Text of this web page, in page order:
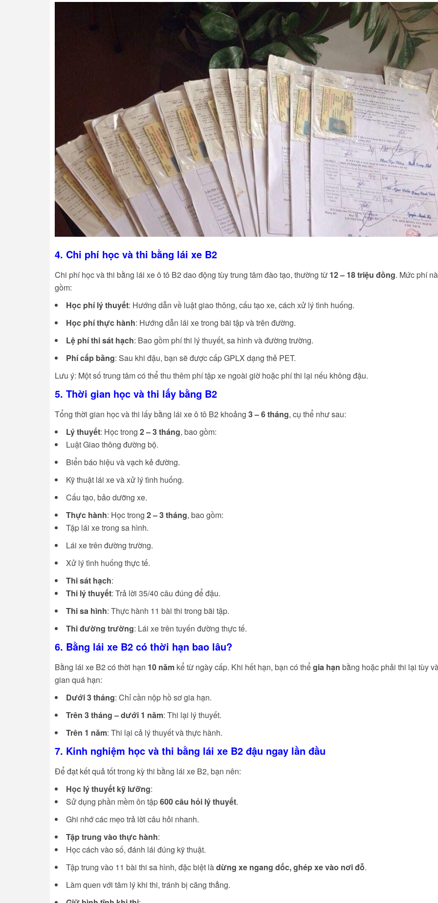
4. Chi phí học và thi bằng lái xe B2
Chi phí học và thi bằng lái xe ô tô B2 dao động tùy trung tâm đào tạo, thường từ 12 – 18 triệu đồng. Mức phí
gồm:
Học phí lý thuyết: Hướng dẫn về luật giao thông, cấu tạo xe, cách xử lý tình huống.
Học phí thực hành: Hướng dẫn lái xe trong bãi tập và trên đường.
Lệ phí thi sát hạch: Bao gồm phí thi lý thuyết, sa hình và đường trường.
Phí cấp bằng: Sau khi đậu, bạn sẽ được cấp GPLX dạng thẻ PET.
Lưu ý: Một số trung tâm có thể thu thêm phí tập xe ngoài giờ hoặc phí thi lại nếu không đậu.
5. Thời gian học và thi lấy bằng B2
Tổng thời gian học và thi lấy bằng lái xe ô tô B2 khoảng 3 – 6 tháng, cụ thể như sau:
Lý thuyết: Học trong 2 – 3 tháng, bao gồm:
Luật Giao thông đường bộ.
Biển báo hiệu và vạch kẻ đường.
Kỹ thuật lái xe và xử lý tình huống.
Cấu tạo, bảo dưỡng xe.
Thực hành: Học trong 2 – 3 tháng, bao gồm:
Tập lái xe trong sa hình.
Lái xe trên đường trường.
Xử lý tình huống thực tế.
Thi sát hạch:
Thi lý thuyết: Trả lời 35/40 câu đúng để đậu.
Thi sa hình: Thực hành 11 bài thi trong bãi tập.
Thi đường trường: Lái xe trên tuyến đường thực tế.
6. Bằng lái xe B2 có thời hạn bao lâu?
Bằng lái xe B2 có thời hạn 10 năm kể từ ngày cấp. Khi hết hạn, bạn có thểgia hạn bằng hoặc phải thi lại tùy
gian quá hạn:
Dưới 3 tháng: Chỉ cần nộp hồ sơ gia hạn.
Trên 3 tháng – dưới 1 năm: Thi lại lý thuyết.
Trên 1 năm: Thi lại cả lý thuyết và thực hành.
7. Kinh nghiệm học và thi bằng lái xe B2 đậu ngay lần đầu
Để đạt kết quả tốt trong kỳ thi bằng lái xe B2, bạn nên:
Học lý thuyết kỹ lưỡng:
Sử dụng phần mềm ôn tập600 câu hỏi lý thuyết.
Ghi nhớ các mẹo trả lời câu hỏi nhanh.
Tập trung vào thực hành:
Học cách vào số, đánh lái đúng kỹ thuật.
Tập trung vào 11 bài thi sa hình, đặc biệt làdừng xe ngang dốc, ghép xe vào nơi đỗ.
Làm quen với tâm lý khi thi, tránh bị căng thẳng.